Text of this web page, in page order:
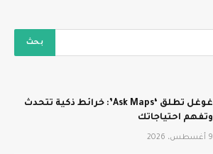
غوغل تطلق ‘Ask Maps’: خرائط ذكية تتحدث
وتفهم احتياجاتك
9 أغسطس، 2026